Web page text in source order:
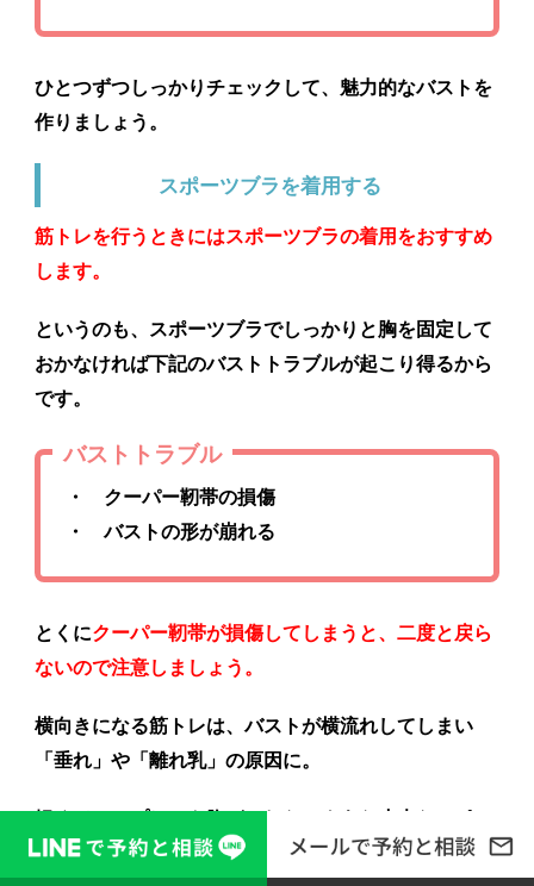
ひとつずつしっかりチェックして、魅力的なバストを
作りましょう。
スポーツブラを着用する
筋トレを行うときにはスポーツブラの着用をおすすめ
します。
というのも、スポーツブラでしっかりと胸を固定して
おかなければ下記のバストトラブルが起こり得るから
です。
バストトラブル
・ クーパー靭帯の損傷
・ バストの形が崩れる
とくにクーパー靭帯が損傷してしまうと、二度と戻ら
ないので注意しましょう。
横向きになる筋トレは、バストが横流れしてしまい
「垂れ」や「離れ乳」の原因に。
軽くジャンプしても胸がゆれないような丈夫なスポー
ツブラを選んでくださいね。